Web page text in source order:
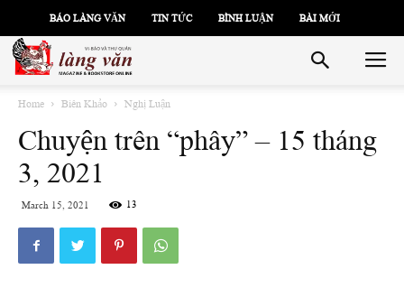
BÁO LÀNG VĂN TIN TỨC BÌNH LUẬN BÀI MỚI
Home Biên Khảo Nghị Luận
Chuyện trên “phây” – 15 tháng
3, 2021
March 15, 2021 13